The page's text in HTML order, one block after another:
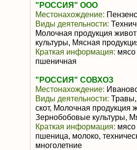
"РОССИЯ" ООО
Местонахождение:
Виды деятельности:
Молочная продукция
культуры, Мясная
Краткая информация: мясо
пшеничная
"РОССИЯ" СОВХОЗ
Местонахождение:
Виды деятельности: Травы,
скот, Молочная продукция
Зернобобовые культуры,
Краткая информация: мясо
пшеница, молоко,
многолетние